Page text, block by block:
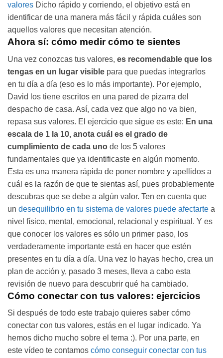
valores Dicho rápido y corriendo, el objetivo está en
identificar de una manera más fácil y rápida cuáles son
aquellos valores que necesitan atención.
Ahora sí: cómo medir cómo te sientes
Una vez conozcas tus valores, es recomendable que los
tengas en un lugar visible para que puedas integrarlos
en tu día a día (eso es lo más importante). Por ejemplo,
David los tiene escritos en una pared de pizarra del
despacho de casa. Así, cada vez que algo no va bien,
repasa sus valores. El ejercicio que sigue es este: En una
escala de 1 la 10, anota cuál es el grado de
cumplimiento de cada uno de los 5 valores
fundamentales que ya identificaste en algún momento.
Esta es una manera rápida de poner nombre y apellidos a
cuál es la razón de que te sientas así, pues probablemente
descubras que se debe a algún valor. Ten en cuenta que
un desequilibrio en tu sistema de valores puede afectarte a
nivel físico, mental, emocional, relacional y espiritual. Y es
que conocer los valores es sólo un primer paso, los
verdaderamente importante está en hacer que estén
presentes en tu día a día. Una vez lo hayas hecho, crea un
plan de acción y, pasado 3 meses, lleva a cabo esta
revisión de nuevo para descubrir qué ha cambiado.
Cómo conectar con tus valores: ejercicios
Si después de todo este trabajo quieres saber cómo
conectar con tus valores, estás en el lugar indicado. Ya
hemos dicho mucho sobre el tema :). Por una parte, en
este vídeo te contamos cómo conseguir conectar con tus